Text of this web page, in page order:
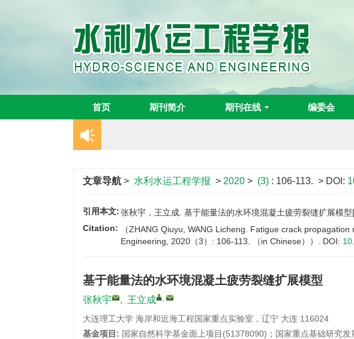
首页 期刊简介 期刊在线 编委会
文章导航 > 水利水运工程学报 > 2020 > (3) : 106-113. > DOI:
引用本文:张秋宇，王立成. 基于能量法的水环境混凝土疲劳裂缝扩展模
Citation:
（ZHANG Qiuyu, WANG Licheng. Fatigue crack
Engineering, 2020（3）: 106-113. （in Chinese））.
DOI:
基于能量法的水环境混凝土疲劳裂缝扩展模型
张秋宇 , 王立成 ,
大连理工大学 海岸和近海工程国家重点实验室，辽宁 大连 116024
基金项目: 国家自然科学基金面上项目(51378090)；国家重点基础研究